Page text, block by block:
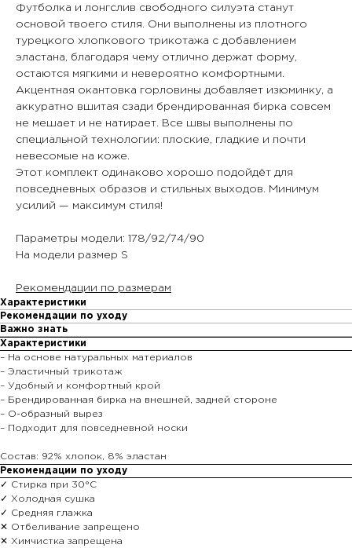
Футболка и лонгслив свободного силуэта станут
основой твоего стиля. Они выполнены из плотного
турецкого хлопкового трикотажа с добавлением
эластана, благодаря чему отлично держат форму,
остаются мягкими и невероятно комфортными.
Акцентная окантовка горловины добавляет изюминку, а
аккуратно вшитая сзади брендированная бирка совсем
не мешает и не натирает. Все швы выполнены по
специальной технологии: плоские, гладкие и почти
невесомые на коже.
Этот комплект одинаково хорошо подойдёт для
повседневных образов и стильных выходов. Минимум
усилий — максимум стиля!
Параметры модели: 178/92/74/90
На модели размер S
Рекомендации по размерам
Характеристики
Рекомендации по уходу
Важно знать
Характеристики
– На основе натуральных материалов
– Эластичный трикотаж
– Удобный и комфортный крой
– Брендированная бирка на внешней, задней стороне
– О-образный вырез
– Подходит для повседневной носки
Состав: 92% хлопок, 8% эластан
Рекомендации по уходу
✓ Стирка при 30°С
✓ Холодная сушка
✓ Средняя глажка
✕ Отбеливание запрещено
✕ Химчистка запрещена